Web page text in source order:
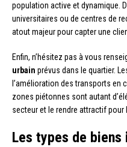
population active et dynamique.
universitaires ou de centres de
atout majeur pour capter une
Enfin, n’hésitez pas à vous
urbain prévus dans le quartier.
l’amélioration des transports en
zones piétonnes sont autant
secteur et le rendre attractif pour
Les types de